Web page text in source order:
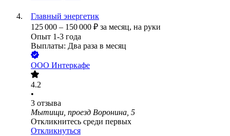
Главный энергетик
125 000 – 150 000 ₽ за месяц, на руки
Опыт 1-3 года
Выплаты: Два раза в месяц
ООО Интеркафе
4.2
•
3 отзыва
Мытищи, проезд Воронина, 5
Откликнитесь среди первых
Откликнуться